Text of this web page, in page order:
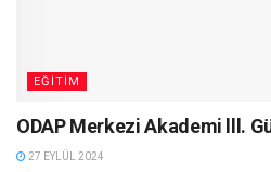
EĞITIM
ODAP Merkezi Akademi lll.
27 EYLÜL 2024